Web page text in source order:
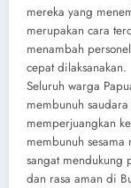
mereka yang
merupakan cara
menambah
cepat dilaksanakan.
Seluruh warga
membunuh
memperjuangkan
membunuh
sangat mendukung
dan rasa aman di